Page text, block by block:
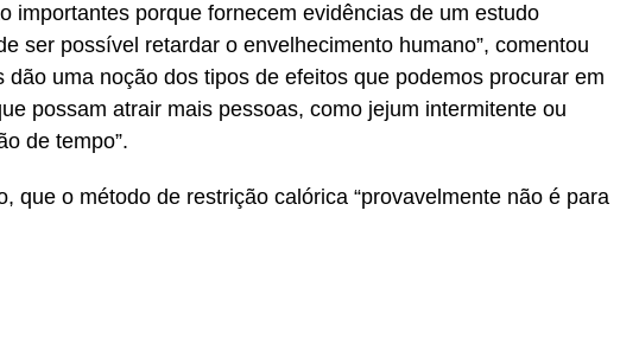
importantes porque fornecem evidências de um estudo
ser possível retardar o envelhecimento humano”, comentou
dão uma noção dos tipos de efeitos que podemos procurar em
possam atrair mais pessoas, como jejum intermitente ou
de tempo”.
que o método de restrição calórica “provavelmente não é para